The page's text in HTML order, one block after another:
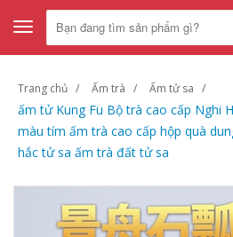
Toggle
navigation
Trang chủ Ấm trà Ấm tử sa
ấm tử Kung Fu Bộ trà cao cấp Nghi
màu tím ấm trà cao cấp hộp quà
hắc tử sa ấm trà đất tử sa